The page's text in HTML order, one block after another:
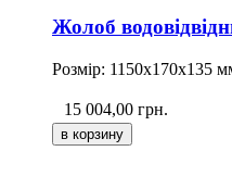
Жолоб
Розмір: 1150х170х135
15 004,00 грн.